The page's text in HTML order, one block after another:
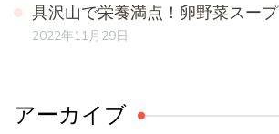
具沢山で栄養満点！卵野菜スープ
2022年11月29日
アーカイブ